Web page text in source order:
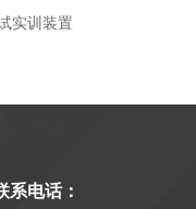
实训装置
系电话：